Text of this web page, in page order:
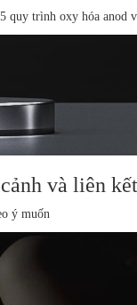
5 quy trình oxy hóa anod
và liên kết
ý muốn